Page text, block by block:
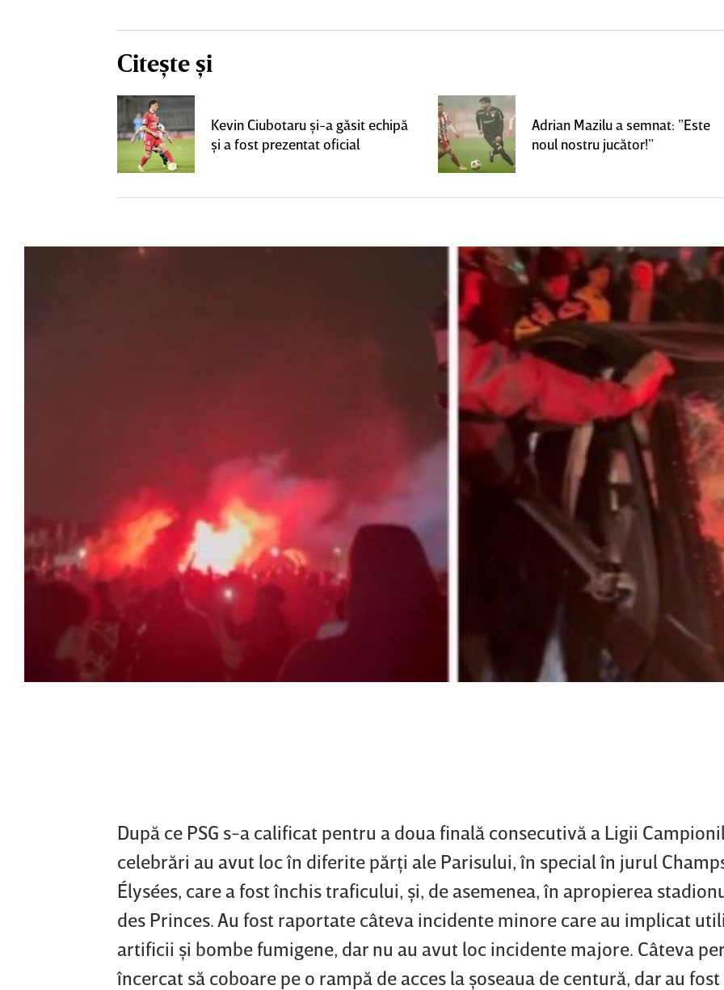
Citește și
Kevin Ciubotaru şi-a găsit echipă
şi a fost prezentat oficial
Adrian Mazilu a semnat: ”Este
noul nostru jucător!”
După ce PSG s-a calificat pentru a doua finală consecutivă a Ligii
celebrări au avut loc în diferite părţi ale Parisului, în special în jurul
Élysées, care a fost închis traficului, şi, de asemenea, în apropierea
des Princes. Au fost raportate câteva incidente minore care au implicat
artificii şi bombe fumigene, dar nu au avut loc incidente majore. Câteva
încercat să coboare pe o rampă de acces la şoseaua de centură, dar au